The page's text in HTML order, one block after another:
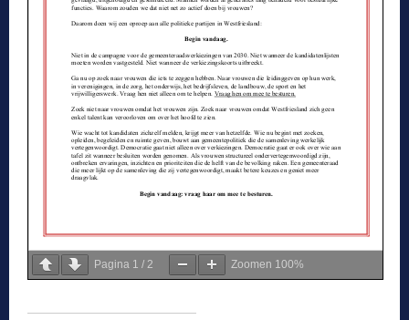
Pagina 1 / 2 Zoomen 100%